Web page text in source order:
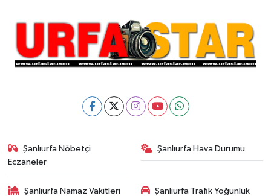
Şanlıurfa Nöbetçi
Eczaneler
Şanlıurfa Hava Durumu
Şanlıurfa Namaz Vakitleri
Şanlıurfa Trafik Yoğunluk